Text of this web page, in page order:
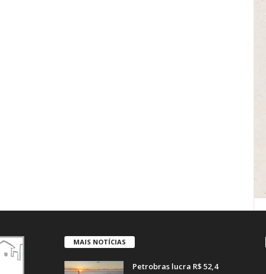
MAIS NOTÍCIAS
Petrobras lucra R$ 52,4